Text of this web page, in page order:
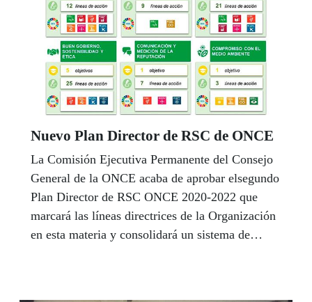
Nuevo Plan Director de RSC de ONCE
La Comisión Ejecutiva Permanente del Consejo
General de la ONCE acaba de aprobar elsegundo
Plan Director de RSC ONCE 2020-2022 que
marcará las líneas directrices de la Organización
en esta materia y consolidará un sistema de